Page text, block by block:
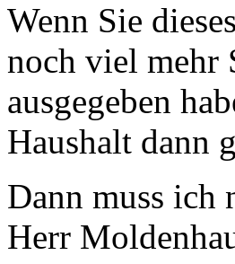
Wenn Sie
noch viel mehr
ausgegeben
Haushalt dann
Dann muss ich
Herr